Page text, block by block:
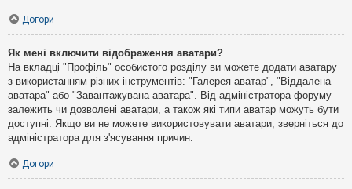
Догори
Як мені включити відображення аватари?
На вкладці "Профіль" особистого розділу ви можете додати аватару
з використанням різних інструментів: "Галерея аватар", "Віддалена
аватара" або "Завантажувана аватара". Від адміністратора форуму
залежить чи дозволені аватари, а також які типи аватар можуть бути
доступні. Якщо ви не можете використовувати аватари, зверніться до
адміністратора для з'ясування причин.
Догори